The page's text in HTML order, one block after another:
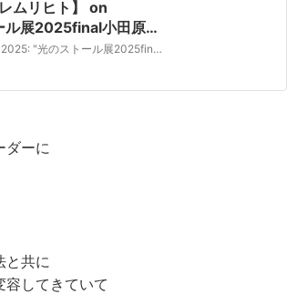
ムリヒト】 on
ル展2025final小田原
㊗️1day無事〆させて頂
し下さる皆さまと初
のストールの変容っぷ
今年も心豊かに
いました‼︎また来年
yurino_magic on December 5, 2025‎: "光のストール展2025final小田原MUさんにて2025/11/23㊗️1day無事〆させて頂きましたm(__)m毎年お越し下さる皆さまと初めまして🤍の皆さまと光のストールの変容っぷりやら近況報告やらあれやこれや話は尽きずのんびりゆったり発光三昧しながらの華やかで賑…
ダーに
と共に
してきていて